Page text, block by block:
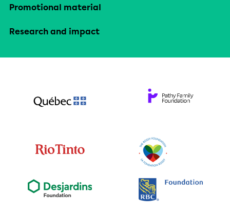
Promotional material
Research and impact